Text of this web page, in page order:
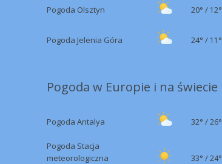
Pogoda Olsztyn 20° / 12°
Pogoda Jelenia Góra 24° / 11°
Pogoda w Europie i na świecie
Pogoda Antalya 32° /26°
Pogoda Stacja
meteorologiczna
33° /24°